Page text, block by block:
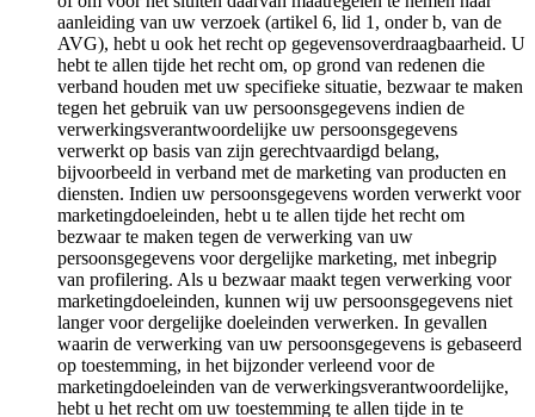
aanleiding van uw verzoek (artikel 6, lid 1, onder b, van de
AVG), hebt u ook het recht op gegevensoverdraagbaarheid. U
hebt te allen tijde het recht om, op grond van redenen die
verband houden met uw specifieke situatie, bezwaar te maken
tegen het gebruik van uw persoonsgegevens indien de
verwerkingsverantwoordelijke uw persoonsgegevens
verwerkt op basis van zijn gerechtvaardigd belang,
bijvoorbeeld in verband met de marketing van producten en
diensten. Indien uw persoonsgegevens worden verwerkt voor
marketingdoeleinden, hebt u te allen tijde het recht om
bezwaar te maken tegen de verwerking van uw
persoonsgegevens voor dergelijke marketing, met inbegrip
van profilering. Als u bezwaar maakt tegen verwerking voor
marketingdoeleinden, kunnen wij uw persoonsgegevens niet
langer voor dergelijke doeleinden verwerken. In gevallen
waarin de verwerking van uw persoonsgegevens is gebaseerd
op toestemming, in het bijzonder verleend voor de
marketingdoeleinden van de verwerkingsverantwoordelijke,
hebt u het recht om uw toestemming te allen tijde in te